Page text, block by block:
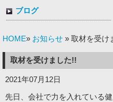
ブログ
HOME» お知らせ » 取材を受け
取材を受けました!!
2021年07月12日
先日、会社で力を入れている